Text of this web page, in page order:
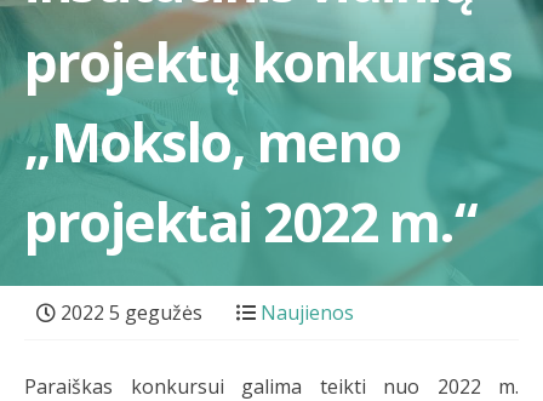
projektų konkursas
„Mokslo, meno
projektai 2022 m.“
2022 5 gegužės Naujienos
Paraiškas konkursui galima teikti nuo 2022 m.